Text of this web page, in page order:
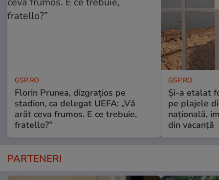
GSP.RO
Florin Prunea, dizgrațios pe
stadion, ca delegat UEFA: „Vă
arăt ceva frumos. E ce trebuie,
fratello?”
GSP.RO
Și-a etalat
pe plajele
națională,
din vacanță
PARTENERI